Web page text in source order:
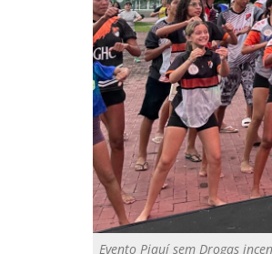
Evento Piauí sem Drogas